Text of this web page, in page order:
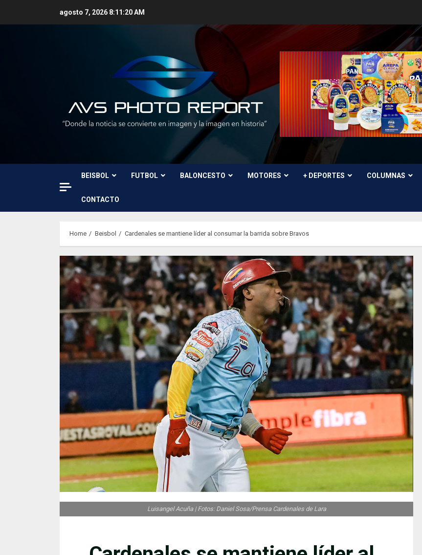
agosto 7, 2026 8:11:22 AM
BEISBOL FUTBOL BALONCESTO MOTORES + DEPORTES COLUMNAS
CONTACTO
Home Beisbol Cardenales se mantiene líder al consumar la barrida sobre Bravos
Luisangel Acuña | Fotos: Daniel Sosa/Prensa Cardenales de Lara